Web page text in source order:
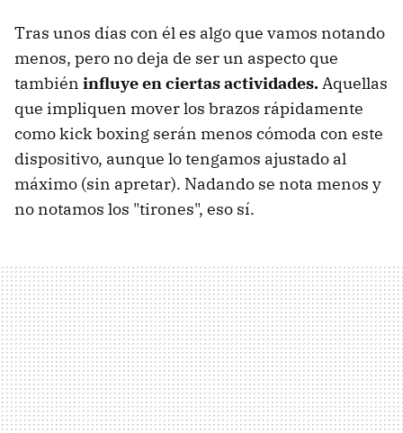
Tras unos días con él es algo que vamos notando
menos, pero no deja de ser un aspecto que
también influye en ciertas actividades. Aquellas
que impliquen mover los brazos rápidamente
como kick boxing serán menos cómoda con este
dispositivo, aunque lo tengamos ajustado al
máximo (sin apretar). Nadando se nota menos y
no notamos los "tirones", eso sí.